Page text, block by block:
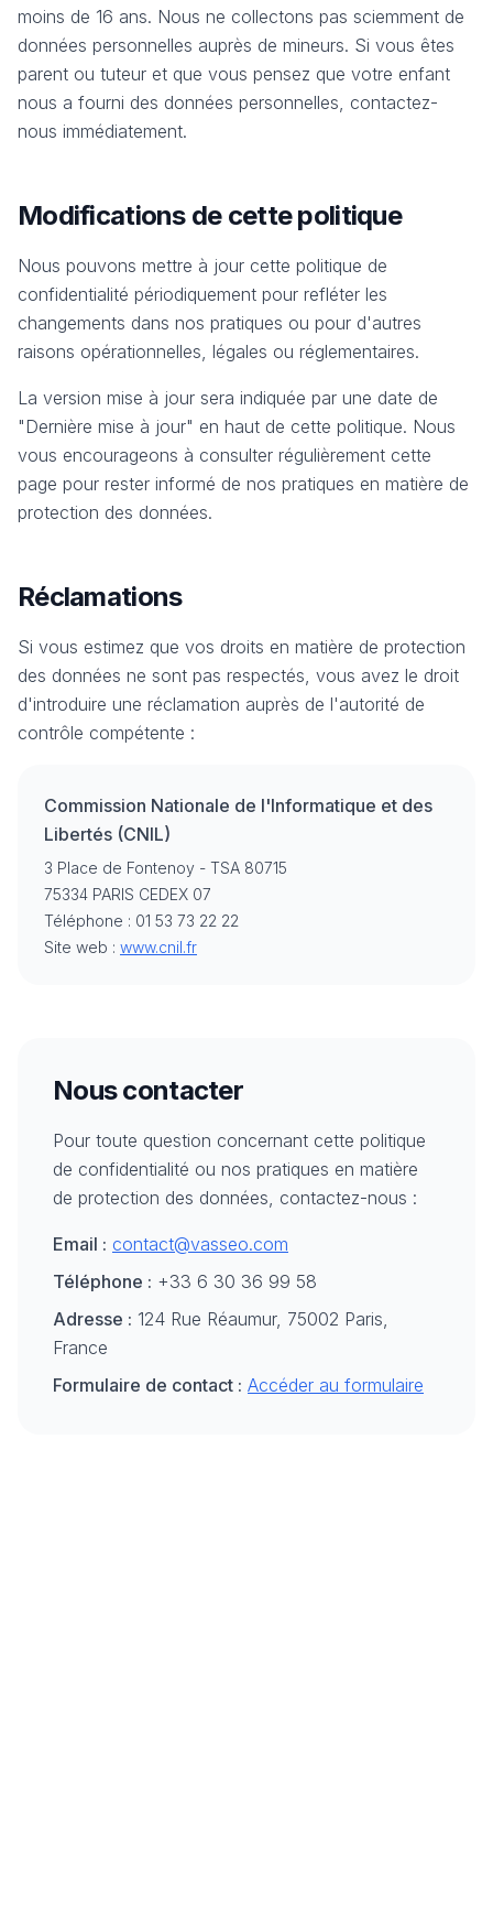
moins de 16 ans. Nous ne collectons pas sciemment de
données personnelles auprès de mineurs. Si vous êtes
parent ou tuteur et que vous pensez que votre enfant
nous a fourni des données personnelles, contactez-
nous immédiatement.
Modifications de cette politique
Nous pouvons mettre à jour cette politique de
confidentialité périodiquement pour refléter les
changements dans nos pratiques ou pour d'autres
raisons opérationnelles, légales ou réglementaires.
La version mise à jour sera indiquée par une date de
"Dernière mise à jour" en haut de cette politique. Nous
vous encourageons à consulter régulièrement cette
page pour rester informé de nos pratiques en matière de
protection des données.
Réclamations
Si vous estimez que vos droits en matière de protection
des données ne sont pas respectés, vous avez le droit
d'introduire une réclamation auprès de l'autorité de
contrôle compétente :
Commission Nationale de l'Informatique et des
Libertés (CNIL)
3 Place de Fontenoy - TSA 80715
75334 PARIS CEDEX 07
Téléphone : 01 53 73 22 22
Site web : www.cnil.fr
Nous contacter
Pour toute question concernant cette politique
de confidentialité ou nos pratiques en matière
de protection des données, contactez-nous :
Email : contact@vasseo.com
Téléphone : +33 6 30 36 99 58
Adresse : 124 Rue Réaumur, 75002 Paris,
France
Formulaire de contact : Accéder au formulaire